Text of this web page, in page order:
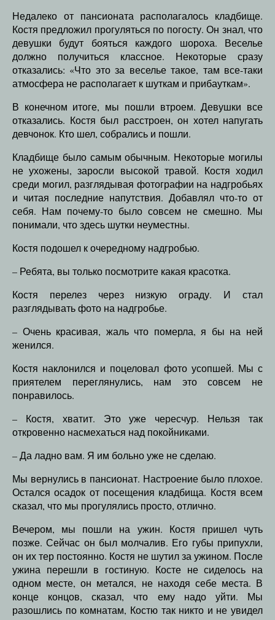
Недалеко от пансионата располагалось кладбище.
Костя предложил прогуляться по погосту. Он знал, что
девушки будут бояться каждого шороха. Веселье
должно получиться классное. Некоторые сразу
отказались: «Что это за веселье такое, там все-таки
атмосфера не располагает к шуткам и прибауткам».
В конечном итоге, мы пошли втроем. Девушки все
отказались. Костя был расстроен, он хотел напугать
девчонок. Кто шел, собрались и пошли.
Кладбище было самым обычным. Некоторые могилы
не ухожены, заросли высокой травой. Костя ходил
среди могил, разглядывая фотографии на надгробьях
и читая последние напутствия. Добавлял что-то от
себя. Нам почему-то было совсем не смешно. Мы
понимали, что здесь шутки неуместны.
Костя подошел к очередному надгробью.
– Ребята, вы только посмотрите какая красотка.
Костя перелез через низкую ограду. И стал
разглядывать фото на надгробье.
– Очень красивая, жаль что померла, я бы на ней
женился.
Костя наклонился и поцеловал фото усопшей. Мы с
приятелем переглянулись, нам это совсем не
понравилось.
– Костя, хватит. Это уже чересчур. Нельзя так
откровенно насмехаться над покойниками.
– Да ладно вам. Я им больно уже не сделаю.
Мы вернулись в пансионат. Настроение было плохое.
Остался осадок от посещения кладбища. Костя всем
сказал, что мы прогулялись просто, отлично.
Вечером, мы пошли на ужин. Костя пришел чуть
позже. Сейчас он был молчалив. Его губы припухли,
он их тер постоянно. Костя не шутил за ужином. После
ужина перешли в гостиную. Косте не сиделось на
одном месте, он метался, не находя себе места. В
конце концов, сказал, что ему надо уйти. Мы
разошлись по комнатам, Костю так никто и не увидел